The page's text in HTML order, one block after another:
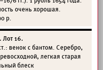
очень хорошая.
р.
Лот 16.
венок с бантом. Серебро,
легкая старая
блеск